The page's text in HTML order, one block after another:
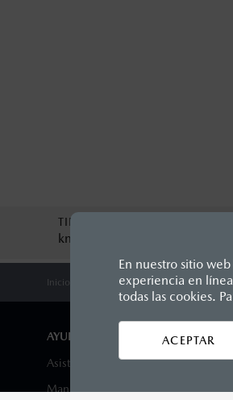
En nuestro sitio
experiencia en
todas las cookies.
ACEPTAR
TIPO DE SERVICIO
km
Inicio Propietarios Mantenimiento
AYUDA Y SOPORTE
Asistencia vial
Manuales del propietario
1
Los
seguro y